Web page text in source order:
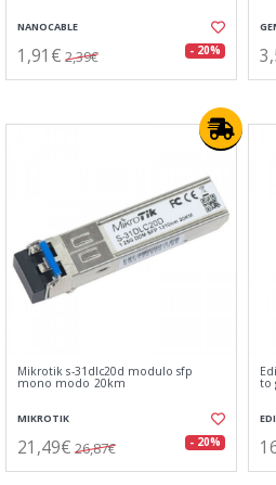
NANOCABLE
1,91€ 2,39€ - 20%
Mikrotik s-31dlc20d modulo sfp
mono modo 20km
MIKROTIK
21,49€ 26,87€ - 20%
to